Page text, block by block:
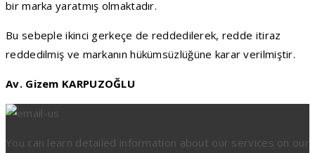
bir marka yaratmış olmaktadır.
Bu sebeple ikinci gerkeçe de reddedilerek, redde itiraz
reddedilmiş ve markanın hükümsüzlüğüne karar verilmiştir.
Av. Gizem KARPUZOĞLU
You can learn detailed information about our services on our